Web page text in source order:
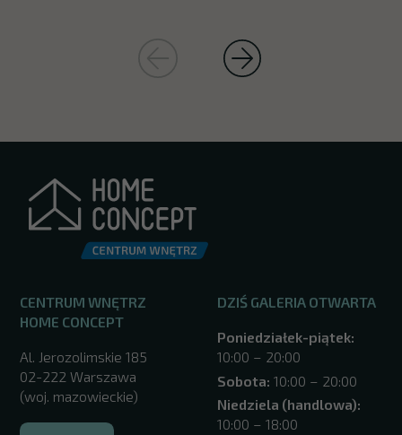
CENTRUM WNĘTRZ
HOME CONCEPT
Al. Jerozolimskie 185
02-222 Warszawa
(woj. mazowieckie)
DZIŚ GALERIA OTWARTA
Poniedziałek-piątek:
10:00 – 20:00
Sobota: 10:00 – 20:00
Niedziela (handlowa):
10:00 – 18:00